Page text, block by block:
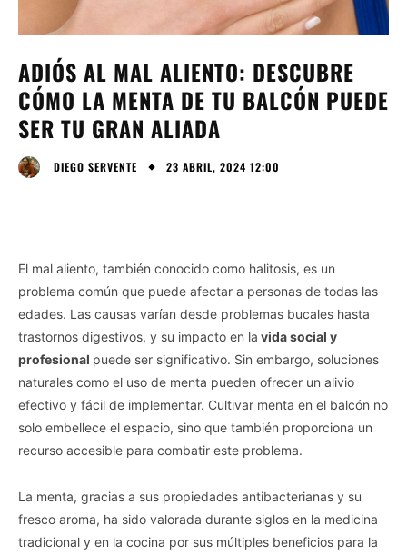
ADIÓS AL MAL ALIENTO: DESCUBRE
CÓMO LA MENTA DE TU BALCÓN PUEDE
SER TU GRAN ALIADA
DIEGO SERVENTE 23 ABRIL, 2024 12:00
El mal aliento, también conocido como halitosis, es un
problema común que puede afectar a personas de todas las
edades. Las causas varían desde problemas bucales hasta
trastornos digestivos, y su impacto en la vida social y
profesional puede ser significativo. Sin embargo, soluciones
naturales como el uso de menta pueden ofrecer un alivio
efectivo y fácil de implementar. Cultivar menta en el balcón no
solo embellece el espacio, sino que también proporciona un
recurso accesible para combatir este problema.
La menta, gracias a sus propiedades antibacterianas y su
fresco aroma, ha sido valorada durante siglos en la medicina
tradicional y en la cocina por sus múltiples beneficios para la